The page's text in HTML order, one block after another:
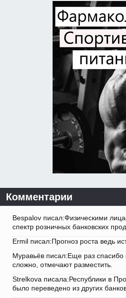
Комментарии
Bespalov писал:Физическими
спектр розничных банковских
Ermil писал:Прогноз роста ведь
Муравьёв писал:Еще раз
сложно, отмечают разместить.
Strelkova писала:Республики в
было переведено из других